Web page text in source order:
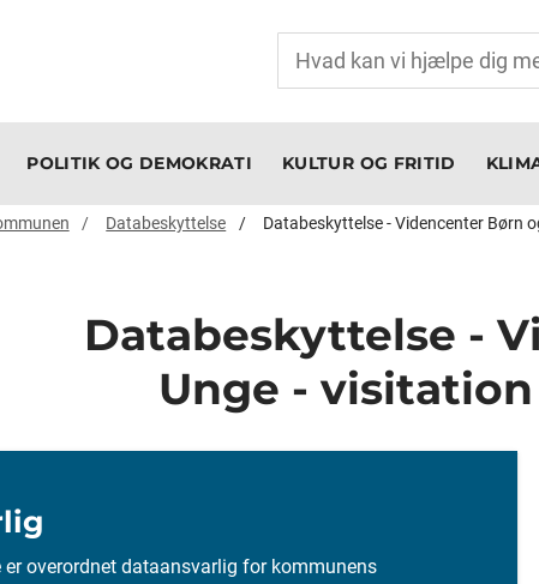
POLITIK OG DEMOKRATI KULTUR OG FRITID
Databeskyttelse Databeskyttelse - Videncenter Børn
Databeskyttelse -
Unge -
overordnet dataansvarlig for kommunens